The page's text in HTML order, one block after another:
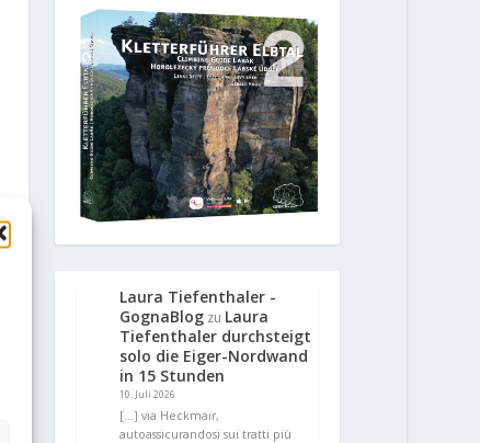
Laura Tiefenthaler -
GognaBlog zu Laura
Tiefenthaler durchsteigt
solo die Eiger-Nordwand
in 15 Stunden
10. Juli 2026
[…] via Heckmair,
autoassicurandosi sui tratti più